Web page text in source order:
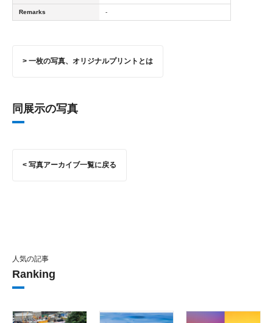
Remarks -
> 一枚の写真、オリジナルプリントとは
同展示の写真
< 写真アーカイブ一覧に戻る
人気の記事
Ranking